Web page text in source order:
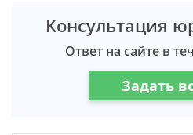
Консультация
Ответ на сайте в
Задать